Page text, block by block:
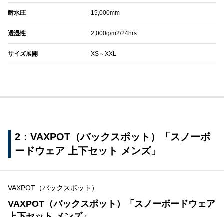
耐水圧 15,000mm
透湿性 2,000g/m2/24hrs
サイズ展開 XS～XXL
2：VAXPOT（バックスポット）「スノーボ
ードウェア 上下セット メンズ」
VAXPOT（バックスポット）
VAXPOT（バックスポット）「スノーボードウェア